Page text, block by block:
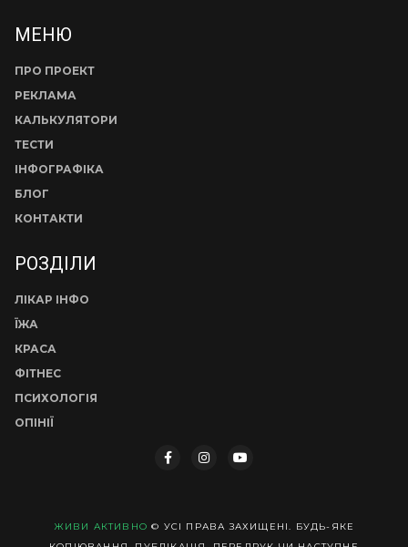
МЕНЮ
ПРО ПРОЕКТ
РЕКЛАМА
КАЛЬКУЛЯТОРИ
ТЕСТИ
ІНФОГРАФІКА
БЛОГ
КОНТАКТИ
РОЗДІЛИ
ЛІКАР ІНФО
ЇЖА
КРАСА
ФІТНЕС
ПСИХОЛОГІЯ
ОПІНІЇ
ЖИВИ АКТИВНО © УСІ ПРАВА ЗАХИЩЕНІ. БУДЬ-ЯКЕ